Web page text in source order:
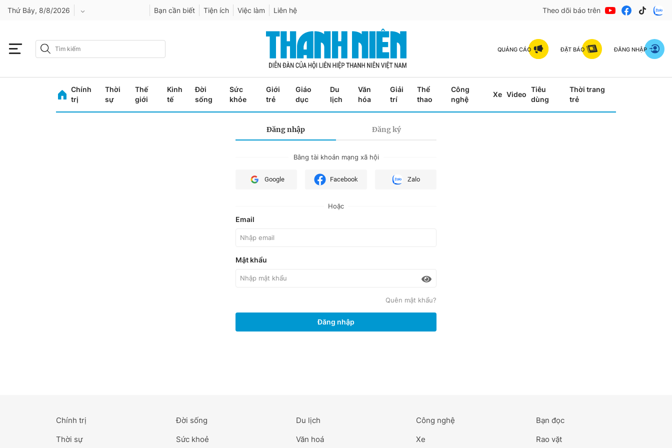
Thứ Bảy, 8/8/2026
Bình Phước
Đắk Lắk
Bạn cần biết Tiện ích Việc làm Liên hệ Theo dõi báo trên
QUẢNG CÁO ĐẶT BÁO ĐĂNG NHẬP
Chính
trị
Thời
sự
Thế
giới
Kinh
tế
Đời
sống
Sức
khỏe
Giới
trẻ
Giáo
dục
Du
lịch
Văn
hóa
Giải
trí
Thể
thao
Công
nghệ
Xe Video
Tiêu
dùng
Thời trang
trẻ
Đăng nhập Đăng ký
Bằng tài khoản mạng xã hội
Google Facebook Zalo
Hoặc
Email
Mật khẩu
Quên mật khẩu?
Đăng nhập
Chính trị
Thời sự
Đời sống
Sức khoẻ
Du lịch
Văn hoá
Công nghệ
Xe
Bạn đọc
Rao vặt